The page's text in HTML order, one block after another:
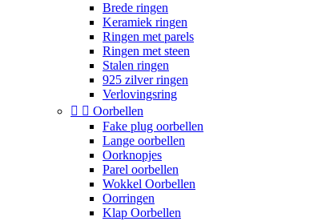
Brede ringen
Keramiek ringen
Ringen met parels
Ringen met steen
Stalen ringen
925 zilver ringen
Verlovingsring
  Oorbellen
Fake plug oorbellen
Lange oorbellen
Oorknopjes
Parel oorbellen
Wokkel Oorbellen
Oorringen
Klap Oorbellen